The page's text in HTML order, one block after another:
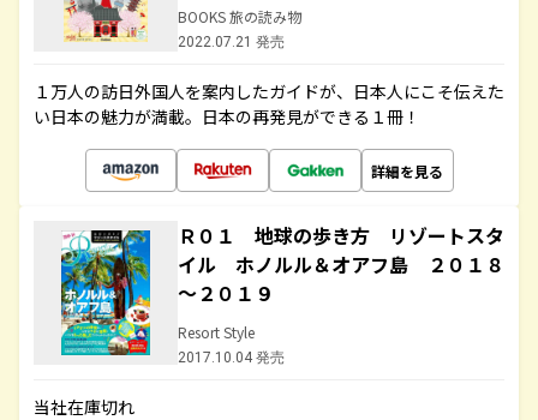
BOOKS 旅の読み物
2022.07.21 発売
１万人の訪日外国人を案内したガイドが、日本人にこそ伝えた
い日本の魅力が満載。日本の再発見ができる１冊！
詳細を見る
Ｒ０１ 地球の歩き方 リゾートスタ
イル ホノルル＆オアフ島 ２０１８
～２０１９
Resort Style
2017.10.04 発売
当社在庫切れ